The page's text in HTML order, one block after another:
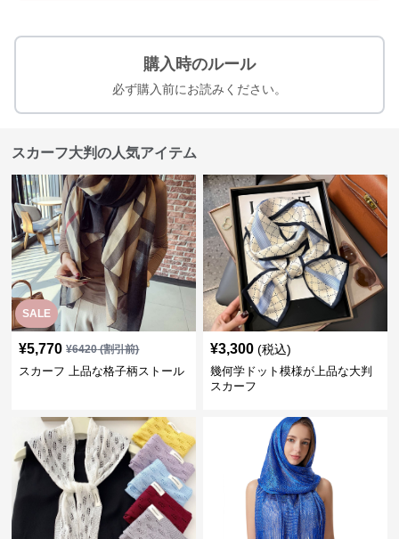
購入時のルール
必ず購入前にお読みください。
スカーフ大判の人気アイテム
SALE
¥5,770 ¥6420(割引前)
スカーフ 上品な格子柄ストール
¥3,300 (税込)
幾何学ドット模様が上品な大判
スカーフ